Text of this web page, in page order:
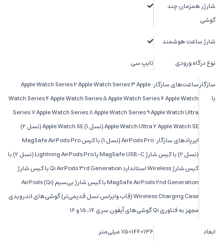
شارژر همزمان چند
گوشی
شارژ ساعت هوشمند
نوع درگاه ورودی تایپ سی
سازگار
با
ساعت‌های سازگار: Apple Watch Series 2 Apple Watch Series 3 Apple
Watch Series 4 Apple Watch Series 5 Apple Watch Series 6 Apple Watch
Series 7 Apple Watch Series 8 Apple Watch Series 9 Apple Watch Ultra
Apple Watch Ultra 2 Apple Watch SE (نسل 1) Apple Watch SE (نسل 2)
ایرپادهای سازگار: AirPods Pro (نسل 1) با کیس MagSafe AirPods Pro
(نسل 2) با کیس شارژ MagSafe USB-C یا Lightning AirPods Pro (نسل 2) با
کیس شارژ Wireless استاندارد Qi AirPods 3rd Generation با کیس شارژ
MagSafe AirPods 2nd Generation با کیس شارژ بی‌سیم (Qi) AirPods
Wireless Charging Case (قاب وایرلس نسل قدیمی‌تر) گوشی‌های اندرویدی
مجهز به فناوری Qi گوشی‌های آیفون سری 14، 15 و 16
ابعاد 136×144×75 میلی‌متر